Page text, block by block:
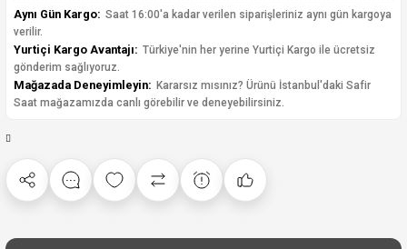
Aynı Gün Kargo: Saat 16:00'a kadar verilen siparişleriniz aynı gün kargoya
verilir.
Yurtiçi Kargo Avantajı: Türkiye'nin her yerine Yurtiçi Kargo ile ücretsiz
gönderim sağlıyoruz.
Mağazada Deneyimleyin: Kararsız mısınız? Ürünü İstanbul'daki Safir
Saat mağazamızda canlı görebilir ve deneyebilirsiniz.